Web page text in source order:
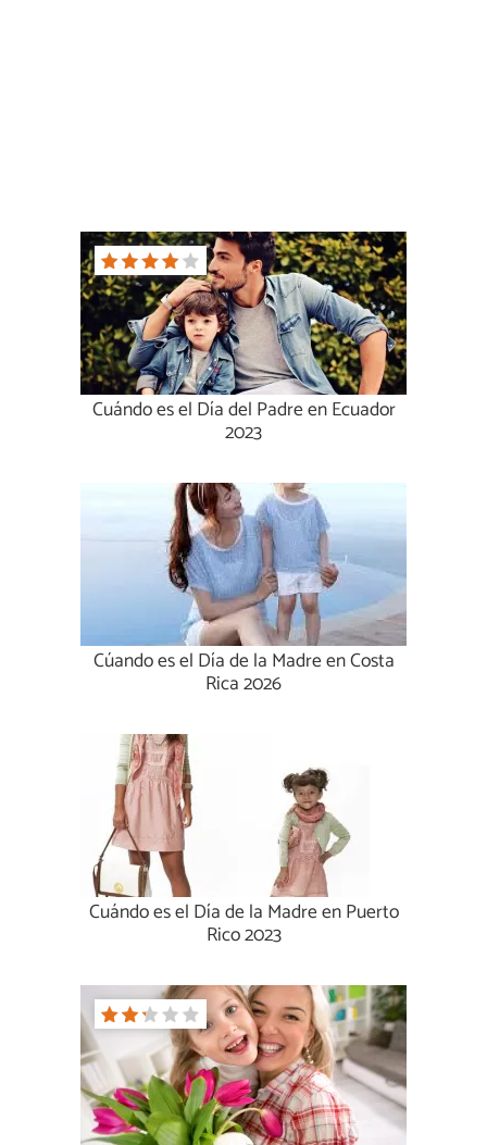
Cuándo es el Día del Padre en Ecuador
2023
Cúando es el Día de la Madre en Costa
Rica 2026
Cuándo es el Día de la Madre en Puerto
Rico 2023